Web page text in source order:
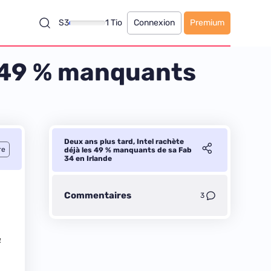
S3 1 Tio Connexion Premium
% manquants
Deux ans plus tard, Intel rachète
déjà les 49 % manquants de sa Fab
34 en Irlande
Commentaires 3